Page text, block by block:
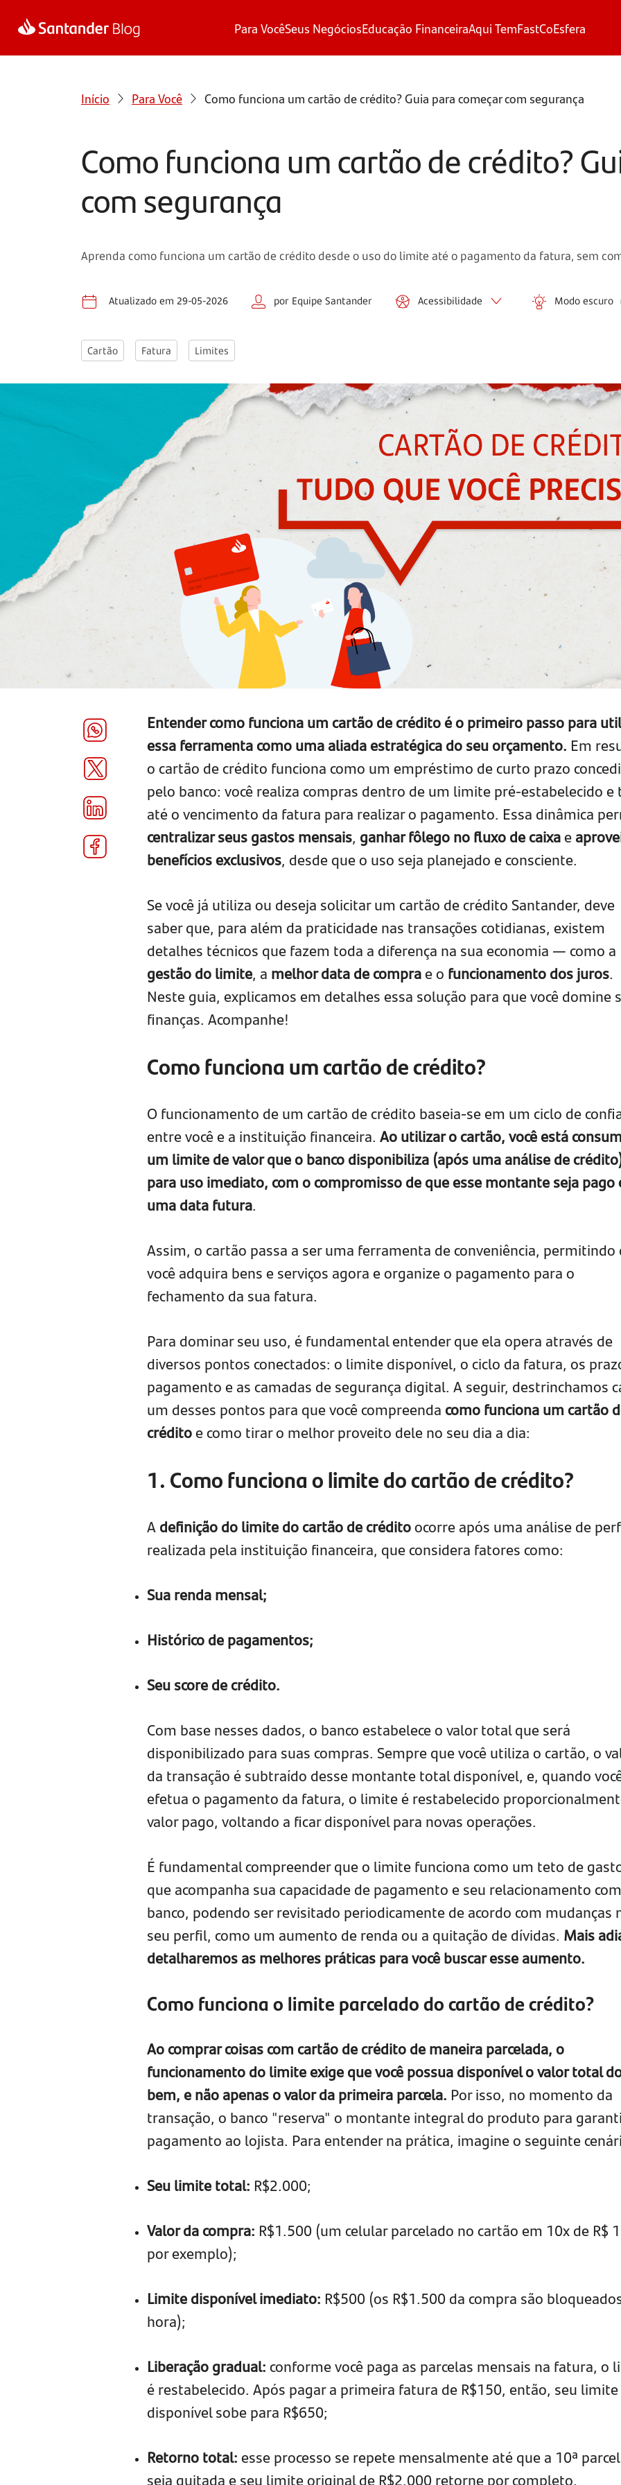
Para VocêSeus NegóciosEducação FinanceiraAqui TemFastCoEsfera
Início Para Você Como funciona um cartão de crédito? Guia para começar com segurança
Como funciona um cartão de crédito?
com segurança
Aprenda como funciona um cartão de crédito desde o uso do limite até o pagamento da fatura, sem
Atualizado em 29-05-2026 por Equipe Santander Acessibilidade Modo escuro
Cartão Fatura Limites
Entender como funciona um cartão de crédito é o primeiro passo para
essa ferramenta como uma aliada estratégica do seu orçamento. Em
o cartão de crédito funciona como um empréstimo de curto prazo
pelo banco: você realiza compras dentro de um limite pré-estabelecido e
até o vencimento da fatura para realizar o pagamento. Essa dinâmica
centralizar seus gastos mensais, ganhar fôlego no fluxo de caixae
benefícios exclusivos, desde que o uso seja planejado e consciente.
Se você já utiliza ou deseja solicitar um cartão de crédito Santander, deve
saber que, para além da praticidade nas transações cotidianas, existem
detalhes técnicos que fazem toda a diferença na sua economia — como a
gestão do limite, a melhor data de comprae o funcionamento dos juros.
Neste guia, explicamos em detalhes essa solução para que você domine
finanças. Acompanhe!
Como funciona um cartão de crédito?
O funcionamento de um cartão de crédito baseia-se em um ciclo de
entre você e a instituição financeira. Ao utilizar o cartão, você está
um limite de valor que o banco disponibiliza (após uma análise de
para uso imediato, com o compromisso de que esse montante seja pago
uma data futura.
Assim, o cartão passa a ser uma ferramenta de conveniência, permitindo
você adquira bens e serviços agora e organize o pagamento para o
fechamento da sua fatura.
Para dominar seu uso, é fundamental entender que ela opera através de
diversos pontos conectados: o limite disponível, o ciclo da fatura, os
pagamento e as camadas de segurança digital. A seguir, destrinchamos
um desses pontos para que você compreenda como funciona um cartão
créditoe como tirar o melhor proveito dele no seu dia a dia:
1. Como funciona o limite do cartão de crédito?
Adefinição do limite do cartão de créditoocorre após uma análise de
realizada pela instituição financeira, que considera fatores como:
Sua renda mensal;
Histórico de pagamentos;
Seu score de crédito.
Com base nesses dados, o banco estabelece o valor total que será
disponibilizado para suas compras. Sempre que você utiliza o cartão, o
da transação é subtraído desse montante total disponível, e, quando
efetua o pagamento da fatura, o limite é restabelecido
valor pago, voltando a ficar disponível para novas operações.
É fundamental compreender que o limite funciona como um teto de
que acompanha sua capacidade de pagamento e seu relacionamento
banco, podendo ser revisitado periodicamente de acordo com mudanças
seu perfil, como um aumento de renda ou a quitação de dívidas. Mais
detalharemos as melhores práticas para você buscar esse aumento.
Como funciona o limite parcelado do cartão de crédito?
Ao comprar coisas com cartão de crédito de maneira parcelada, o
funcionamento do limite exige que você possua disponível o valor total
bem, e não apenas o valor da primeira parcela. Por isso, no momento da
transação, o banco "reserva" o montante integral do produto para
pagamento ao lojista. Para entender na prática, imagine o seguinte
Seu limite total: R$2.000;
Valor da compra: R$1.500 (um celular parcelado no cartão em 10x de R$
por exemplo);
Limite disponível imediato: R$500 (os R$1.500 da compra são
hora);
Liberação gradual:conforme você paga as parcelas mensais na fatura, o
é restabelecido. Após pagar a primeira fatura de R$150, então, seu limite
disponível sobe para R$650;
Retorno total:esse processo se repete mensalmente até que a 10ª
seja quitada e seu limite original de R$2.000 retorne por completo.